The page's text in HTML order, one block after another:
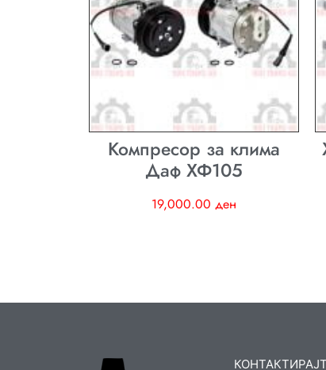
Компресор за клима
Даф ХФ105
19,000.00 ден